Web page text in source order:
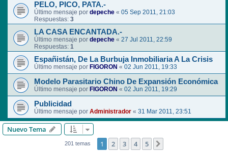
PELO, PICO, PATA.-
Último mensaje por depeche « 05 Sep 2011, 21:03
Respuestas: 3
LA CASA ENCANTADA.-
Último mensaje por depeche « 27 Jul 2011, 22:59
Respuestas: 1
Españistán, De La Burbuja Inmobiliaria A La Crisis
Último mensaje por FIGORON « 02 Jun 2011, 19:33
Modelo Parasitario Chino De Expansión Económica
Último mensaje por FIGORON « 02 Jun 2011, 19:29
Publicidad
Último mensaje por Administrador « 31 Mar 2011, 23:51
Nuevo Tema
201 temas 1 2 3 4 5